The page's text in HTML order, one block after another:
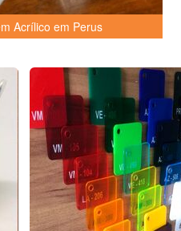
Acrílico em Perus